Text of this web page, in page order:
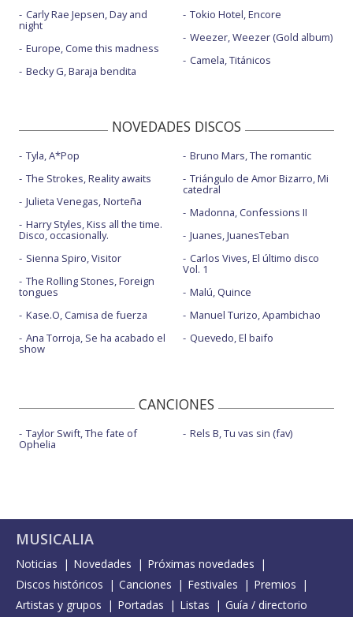
Carly Rae Jepsen, Day and
night
Europe, Come this madness
Becky G, Baraja bendita
Tokio Hotel, Encore
Weezer, Weezer (Gold album)
Camela, Titánicos
NOVEDADES DISCOS
Tyla, A*Pop
The Strokes, Reality awaits
Julieta Venegas, Norteña
Harry Styles, Kiss all the time.
Disco, occasionally.
Sienna Spiro, Visitor
The Rolling Stones, Foreign
tongues
Kase.O, Camisa de fuerza
Ana Torroja, Se ha acabado el
show
Bruno Mars, The romantic
Triángulo de Amor Bizarro, Mi
catedral
Madonna, Confessions II
Juanes, JuanesTeban
Carlos Vives, El último disco
Vol. 1
Malú, Quince
Manuel Turizo, Apambichao
Quevedo, El baifo
CANCIONES
Taylor Swift, The fate of
Ophelia
Rels B, Tu vas sin (fav)
MUSICALIA
Noticias Novedades
Próximas novedades
Discos históricos
Canciones Festivales
Premios
Artistas y grupos
Portadas Listas Guía / directorio